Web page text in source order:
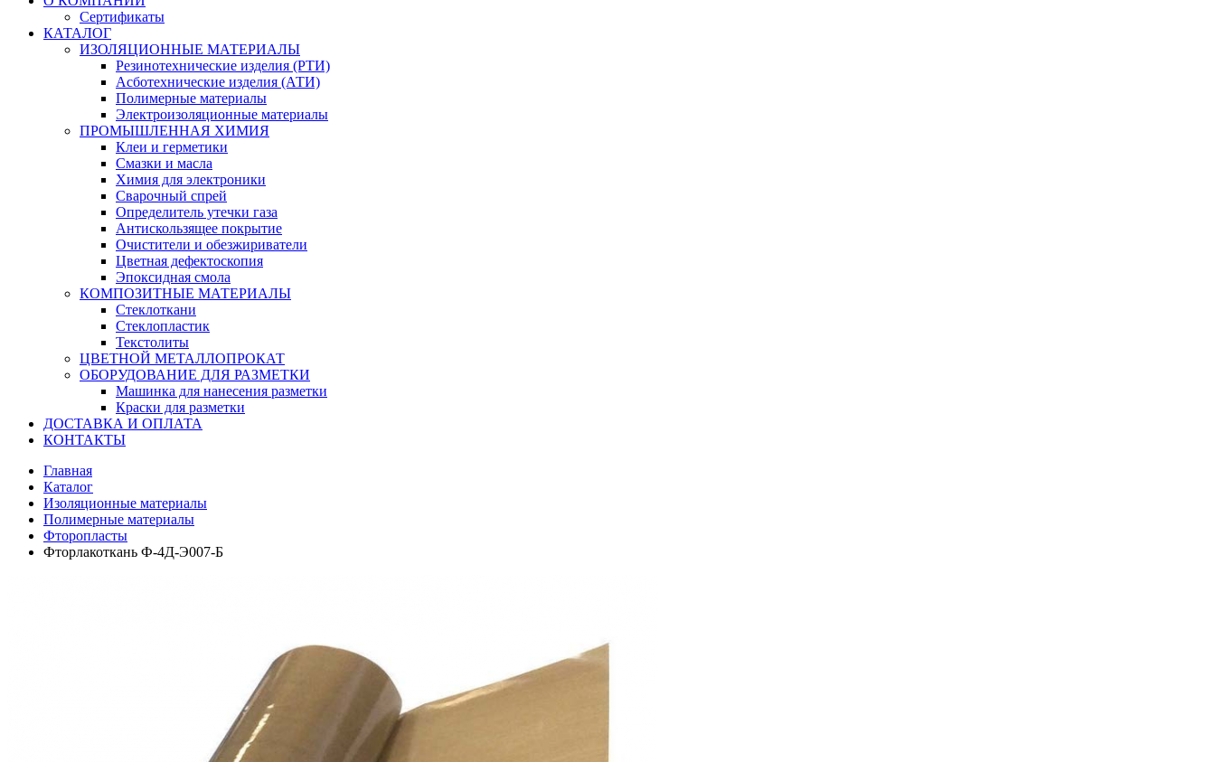
Сертификаты
КАТАЛОГ
ИЗОЛЯЦИОННЫЕ МАТЕРИАЛЫ
Резинотехнические изделия (РТИ)
Асботехнические изделия (АТИ)
Полимерные материалы
Электроизоляционные материалы
ПРОМЫШЛЕННАЯ ХИМИЯ
Клеи и герметики
Смазки и масла
Химия для электроники
Сварочный спрей
Определитель утечки газа
Антискользящее покрытие
Очистители и обезжириватели
Цветная дефектоскопия
Эпоксидная смола
КОМПОЗИТНЫЕ МАТЕРИАЛЫ
Стеклоткани
Стеклопластик
Текстолиты
ЦВЕТНОЙ МЕТАЛЛОПРОКАТ
ОБОРУДОВАНИЕ ДЛЯ РАЗМЕТКИ
Машинка для нанесения разметки
Краски для разметки
ДОСТАВКА И ОПЛАТА
КОНТАКТЫ
Главная
Каталог
Изоляционные материалы
Полимерные материалы
Фторопласты
Фторлакоткань Ф-4Д-Э007-Б